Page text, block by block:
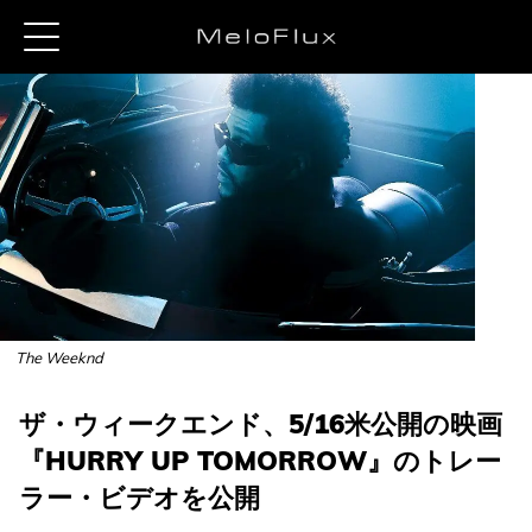
The Weeknd
ザ・ウィークエンド、5/16米公開の映画
『HURRY UP TOMORROW』のトレー
ラー・ビデオを公開